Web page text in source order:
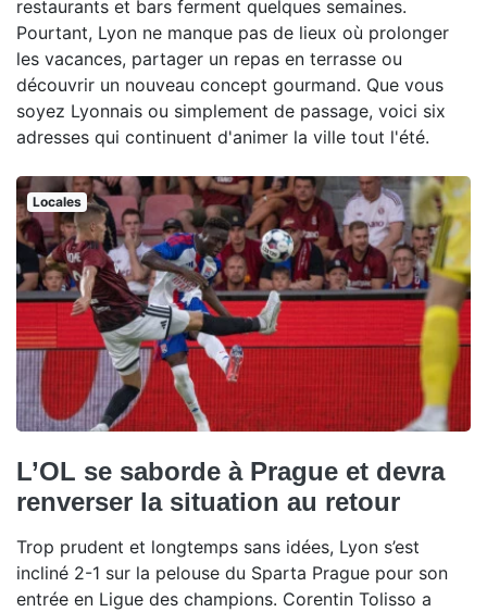
restaurants et bars ferment quelques semaines.
Pourtant, Lyon ne manque pas de lieux où prolonger
les vacances, partager un repas en terrasse ou
découvrir un nouveau concept gourmand. Que vous
soyez Lyonnais ou simplement de passage, voici six
adresses qui continuent d'animer la ville tout l'été.
Locales
L’OL se saborde à Prague et devra
renverser la situation au retour
Trop prudent et longtemps sans idées, Lyon s’est
incliné 2-1 sur la pelouse du Sparta Prague pour son
entrée en Ligue des champions. Corentin Tolisso a